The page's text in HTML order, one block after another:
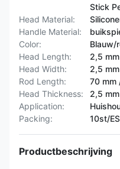
Stick
Head Material:
Handle Material:
Color:
Blauw/
Head Length:
2,5
Head Width:
2,5
Rod Length:
70 mm
Head Thickness:
2,5
Application:
Packing:
10st/
Productbeschrijving